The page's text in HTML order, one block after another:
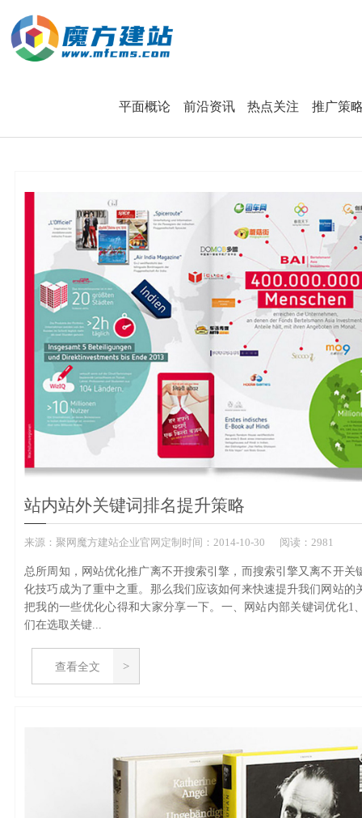
品牌画册设计
响应式官网定制
设计、品牌营销
美妆、服装配饰
快消、养生大健康
平面概论
前沿资讯
热点关注
推广策略
运营维护
加入启莱
学习与发展
服务流程与合作方式
我们的核心能力
红网互联
关于我们
我们的优势
企业文化
联系我们
联系红网
平面概论 前沿资讯 热点关注 推广策
站内站外关键词排名提升策略
来源： 聚网魔方建站企业官网定制 时间：2014-10-30 阅读：2981
总所周知，网站优化推广离不开搜索引擎，而搜索引擎又离不开关
化技巧成为了重中之重。那么我们应该如何来快速提升我们网站的
把我的一些优化心得和大家分享一下。一、网站内部关键词优化1
们在选取关键...
查看全文